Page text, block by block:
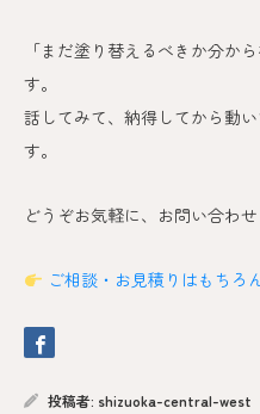
「まだ塗り替えるべきか分か
す。
話してみて、納得してから動
す。
どうぞお気軽に、お問い合わ
ご相談・お見積りはもちろ
投稿者: shizuoka-central-west